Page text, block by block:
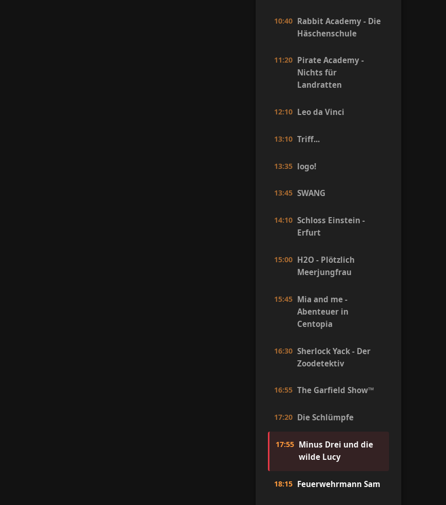
10:40 Rabbit Academy - Die
Häschenschule
11:20 Pirate Academy -
Nichts für
Landratten
12:10 Leo da Vinci
13:10 Triff...
13:35 logo!
13:45 SWANG
14:10 Schloss Einstein -
Erfurt
15:00 H2O - Plötzlich
Meerjungfrau
15:45 Mia and me -
Abenteuer in
Centopia
16:30 Sherlock Yack - Der
Zoodetektiv
16:55 The Garfield Show™
17:20 Die Schlümpfe
17:55 Minus Drei und die
wilde Lucy
18:15 Feuerwehrmann Sam